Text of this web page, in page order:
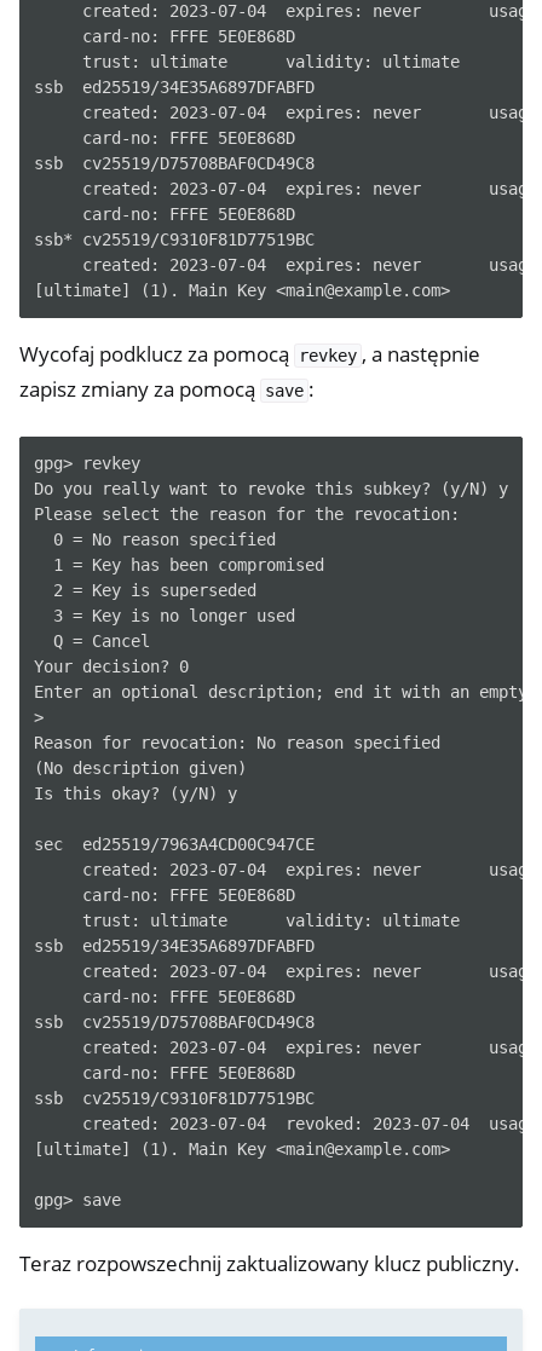
created: 2023-07-04  expires: never
     card-no: FFFE 5E0E868D
     trust: ultimate      validity: ultimate
ssb  ed25519/34E35A6897DFABFD
created: 2023-07-04  expires: never
     card-no: FFFE 5E0E868D
ssb  cv25519/D75708BAF0CD49C8
created: 2023-07-04  expires: never
     card-no: FFFE 5E0E868D
ssb* cv25519/C9310F81D77519BC
created: 2023-07-04  expires: never
Wycofaj podklucz za pomocą revkey , a następnie
zapisz zmiany za pomocą
save :
gpg> revkey
Do you really want to revoke this subkey? (y/N) y
Please select the reason for the revocation:
  0 = No reason specified
  1 = Key has been compromised
  2 = Key is superseded
  3 = Key is no longer used
  Q = Cancel
Your decision? 0
Enter an optional description; end it with an empty
>
Reason for revocation: No reason specified
(No description given)
Is this okay? (y/N) y
sec  ed25519/7963A4CD00C947CE
created: 2023-07-04  expires: never
     card-no: FFFE 5E0E868D
     trust: ultimate      validity: ultimate
ssb  ed25519/34E35A6897DFABFD
created: 2023-07-04  expires: never
     card-no: FFFE 5E0E868D
ssb  cv25519/D75708BAF0CD49C8
created: 2023-07-04  expires: never
     card-no: FFFE 5E0E868D
ssb  cv25519/C9310F81D77519BC
created: 2023-07-04  revoked: 2023-07-04
[ultimate] (1). Main Key <main@example.com>
Teraz rozpowszechnij zaktualizowany klucz publiczny.